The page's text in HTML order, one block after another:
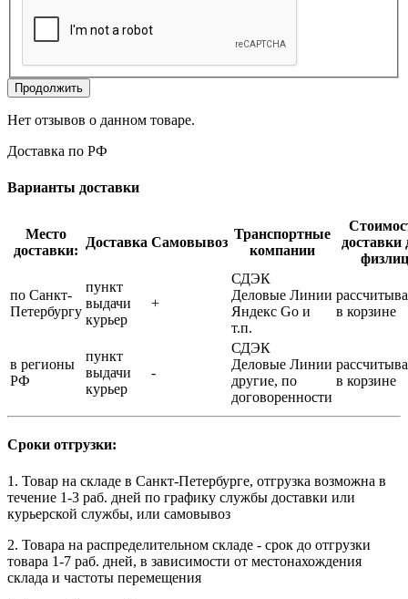
Продолжить
Нет отзывов о данном товаре.
Доставка по РФ
Варианты доставки
Место
доставки:
Доставка Самовывоз
Транспортные
компании
доставки
физлиц
по Санкт-
Петербургу
пункт
выдачи
курьер
+
СДЭК
Деловые Линии
Яндекс Go и
т.п.
в корзине
в регионы
РФ
пункт
выдачи
курьер
-
СДЭК
Деловые Линии
другие, по
договоренности
в корзине
Сроки отгрузки:
1. Товар на складе в Санкт-Петербурге, отгрузка возможна в
течение 1-3 раб. дней по графику службы доставки или
курьерской службы, или самовывоз
2. Товара на распределительном складе - срок до отгрузки
товара 1-7 раб. дней, в зависимости от местонахождения
склада и частоты перемещения